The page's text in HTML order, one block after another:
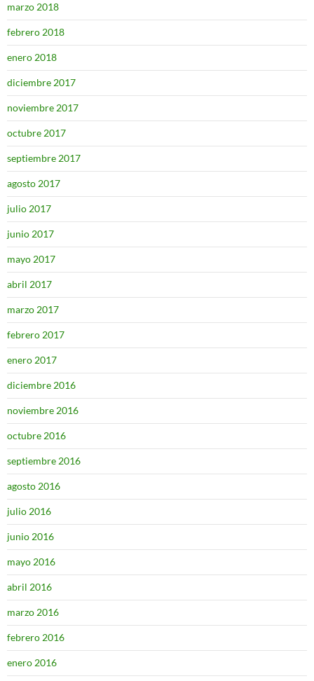
marzo 2018
febrero 2018
enero 2018
diciembre 2017
noviembre 2017
octubre 2017
septiembre 2017
agosto 2017
julio 2017
junio 2017
mayo 2017
abril 2017
marzo 2017
febrero 2017
enero 2017
diciembre 2016
noviembre 2016
octubre 2016
septiembre 2016
agosto 2016
julio 2016
junio 2016
mayo 2016
abril 2016
marzo 2016
febrero 2016
enero 2016